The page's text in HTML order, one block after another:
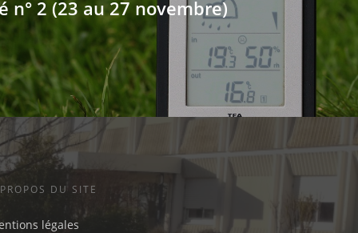
n° 2 (23 au 27 novembre)
DU SITE
légales